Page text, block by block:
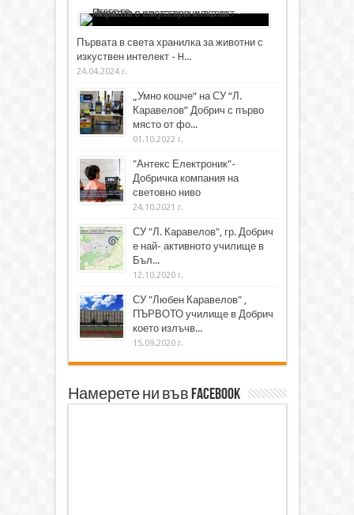
Първата в света хранилка за животни с
изкуствен интелект - H...
24.04.2024 г.
„Умно кошче“ на СУ “Л.
Каравелов” Добрич с първо
място от фо...
01.10.2022 г.
"Антекс Електроник"-
Добричка компания на
световно ниво
24.10.2021 г.
СУ "Л. Каравелов", гр. Добрич
е най- активното училище в
Бъл...
12.10.2020 г.
СУ "Любен Каравелов" ,
ПЪРВОТО училище в Добрич
което излъчв...
15.09.2020 г.
Намерете ни във Facebook